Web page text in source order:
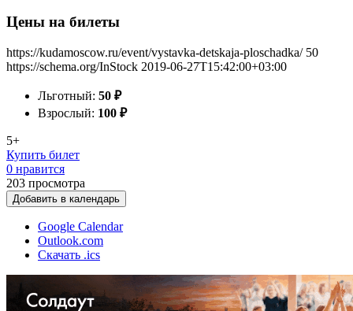
Цены на билеты
https://kudamoscow.ru/event/vystavka-detskaja-ploschadka/ 50
https://schema.org/InStock 2019-06-27T15:42:00+03:00
Льготный: 50 ₽
Взрослый: 100 ₽
5+
Купить билет
0 нравится
203 просмотра
Добавить в календарь
Google Calendar
Outlook.com
Скачать .ics